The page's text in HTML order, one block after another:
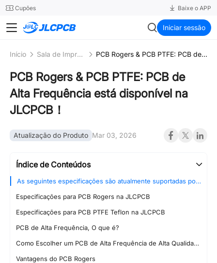
24SMTCupões Baixe o APP
JLCPCB Iniciar sessão
Início Sala de Imprensa PCB Rogers & PCB PTFE: PCB de Alta Frequência está disponível na JLCPCB！
PCB Rogers & PCB PTFE: PCB de
Alta Frequência está disponível na
JLCPCB！
Atualização do Produto Mar 03, 2026
Índice de Conteúdos
As seguintes especificações são atualmente suportadas por PCBs de alta frequência na JLCPCB
Especificações para PCB Rogers na JLCPCB
Especificações para PCB PTFE Teflon na JLCPCB
PCB de Alta Frequência, O que é?
Como Escolher um PCB de Alta Frequência de Alta Qualidade
Vantagens do PCB Rogers